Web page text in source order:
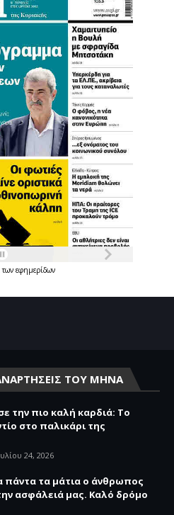
των εφημερίδων
ΤΟΥ ΜΗΝΑ
την πιο καλή καρδιά: Το
στο παλικάρι της
24, 2026
πάντα τα μάτια ο άνθρωπος
ασφάλειά μας. Καλό δρόμο